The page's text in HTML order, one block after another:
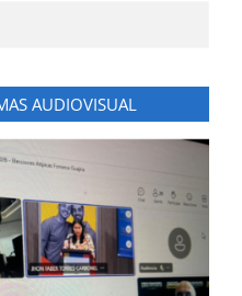
AUDIOVISUAL